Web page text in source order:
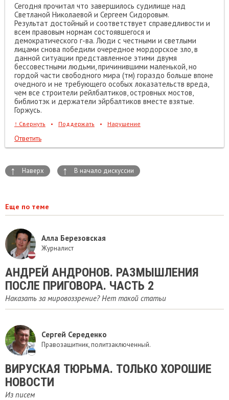
Сегодня прочитал что завершилось судилище над
Светланой Николаевой и Сергеем Сидоровым.
Результат достойный и соответствует справедливости и
всем правовым нормам состоявшегося и
демократического г-ва. Люди с честными и светлыми
лицами снова победили очередное мордорское зло, в
данной ситуации представленное этими двумя
бессовестными людьми, причинившими маленькой, но
гордой части свободного мира (тм) гораздо больше впоне
очедного и не требующего особых локазательств вреда,
чем все строители рейлбалтиков, островных мостов,
библиотэк и держатели эйрбалтиков вместе взятые.
Горжусь.
↑ Свернуть • Поддержать • Нарушение
Ответить
↑ Наверх ↑ В начало дискуссии
Еще по теме
Алла Березовская
Журналист
АНДРЕЙ АНДРОНОВ. РАЗМЫШЛЕНИЯ
ПОСЛЕ ПРИГОВОРА. ЧАСТЬ 2
Наказать за мировоззрение? Нет такой статьи
Сергей Середенко
Правозащитник, политзаключенный.
ВИРУСКАЯ ТЮРЬМА. ТОЛЬКО ХОРОШИЕ
НОВОСТИ
Из писем